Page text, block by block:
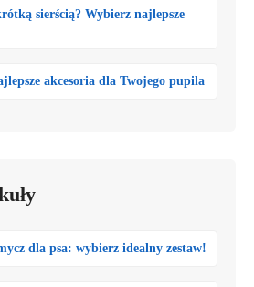
sierścią? Wybierz najlepsze
akcesoria dla Twojego pupila
dla psa: wybierz idealny zestaw!